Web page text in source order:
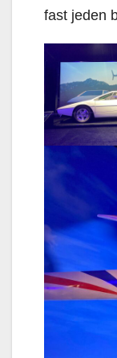
fast jeden